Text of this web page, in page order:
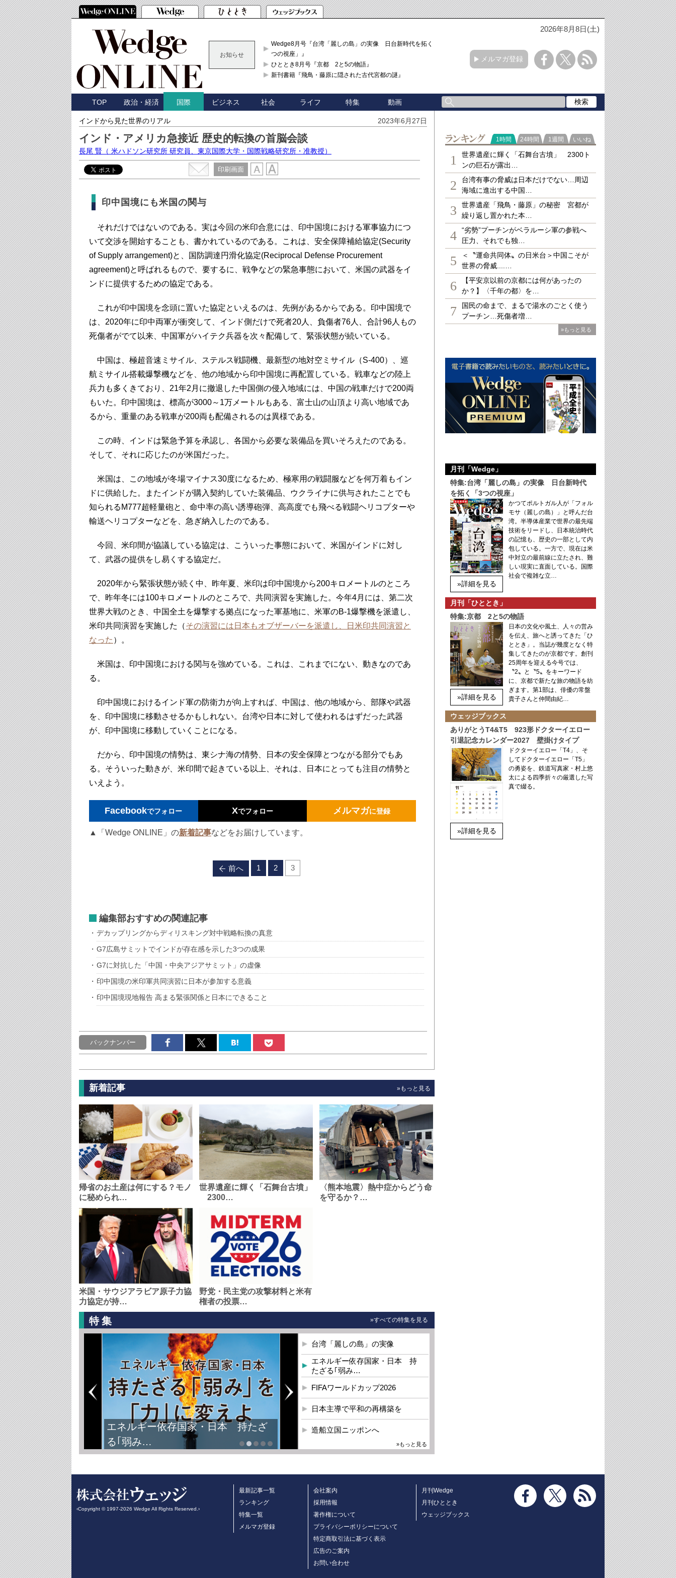
2026年8月8日(土)
お知らせ
Wedge8月号『台湾「麗しの島」の実像 日台新時代を拓く「3
つの視座」』
ひととき8月号『京都 2と5の物語』
新刊書籍『飛鳥・藤原に隠された古代宮都の謎』
メルマガ登録
TOP 政治・経済 国際 ビジネス 社会 ライフ 特集 動画
インドから見た世界のリアル 2023年6月27日
インド・アメリカ急接近 歴史的転換の首脳会談
長尾 賢 （ 米ハドソン研究所 研究員、東京国際大学・国際戦略研究所・准教授）
印刷画面
印中国境にも米国の関与
それだけではないのである。実は今回の米印合意には、印中国境における軍事協力につ
いて交渉を開始することも、書かれているのである。これは、安全保障補給協定(Security
of Supply arrangement)と、国防調達円滑化協定(Reciprocal Defense Procurement
agreement)と呼ばれるもので、要するに、戦争などの緊急事態において、米国の武器をイ
ンドに提供するための協定である。
これが印中国境を念頭に置いた協定といえるのは、先例があるからである。印中国境で
は、2020年に印中両軍が衝突して、インド側だけで死者20人、負傷者76人、合計96人もの
死傷者がでて以来、中国軍がハイテク兵器を次々配備して、緊張状態が続いている。
中国は、極超音速ミサイル、ステルス戦闘機、最新型の地対空ミサイル（S-400）、巡
航ミサイル搭載爆撃機などを、他の地域から印中国境に再配置している。戦車などの陸上
兵力も多くきており、21年2月に撤退した中国側の侵入地域には、中国の戦車だけで200両
もいた。印中国境は、標高が3000～1万メートルもある、富士山の山頂より高い地域であ
るから、重量のある戦車が200両も配備されるのは異様である。
この時、インドは緊急予算を承認し、各国から必要な装備品を買いそろえたのである。
そして、それに応じたのが米国だった。
米国は、この地域が冬場マイナス30度になるため、極寒用の戦闘服などを何万着もイン
ドに供給した。またインドが購入契約していた装備品、ウクライナに供与されたことでも
知られるM777超軽量砲と、命中率の高い誘導砲弾、高高度でも飛べる戦闘ヘリコプターや
輸送ヘリコプターなどを、急ぎ納入したのである。
今回、米印間が協議している協定は、こういった事態において、米国がインドに対し
て、武器の提供をし易くする協定だ。
2020年から緊張状態が続く中、昨年夏、米印は印中国境から200キロメートルのところ
で、昨年冬には100キロメートルのところで、共同演習を実施した。今年4月には、第二次
世界大戦のとき、中国全土を爆撃する拠点になった軍基地に、米軍のB-1爆撃機を派遣し、
米印共同演習を実施した（その演習には日本もオブザーバーを派遣し、日米印共同演習と
なった ）。
米国は、印中国境における関与を強めている。これは、これまでにない、動きなのであ
る。
印中国境におけるインド軍の防衛力が向上すれば、中国は、他の地域から、部隊や武器
を、印中国境に移動させるかもしれない。台湾や日本に対して使われるはずだった武器
が、印中国境に移動していくことになる。
だから、印中国境の情勢は、東シナ海の情勢、日本の安全保障とつながる部分でもあ
る。そういった動きが、米印間で起きている以上、それは、日本にとっても注目の情勢と
いえよう。
Facebookでフォロー Xでフォロー メルマガに登録
▲「Wedge ONLINE」の新着記事などをお届けしています。
前へ 1 2 3
編集部おすすめの関連記事
デカップリングからディリスキング対中戦略転換の真意
G7広島サミットでインドが存在感を示した3つの成果
G7に対抗した「中国・中央アジアサミット」の虚像
印中国境の米印軍共同演習に日本が参加する意義
印中国境現地報告 高まる緊張関係と日本にできること
バックナンバー
新着記事 »もっと見る
帰省のお土産は何にする？モノ
に秘められ…
世界遺産に輝く「石舞台古墳」
2300…
〈熊本地震〉熱中症からどう命
を守るか？…
米国・サウジアラビア原子力協
力協定が持…
野党・民主党の攻撃材料と米有
権者の投票…
特集 »すべての特集を見る
エネルギー依存国家・日本 持たざ
る｢弱み…
台湾「麗しの島」の実像
エネルギー依存国家・日本 持
たざる｢弱み…
FIFAワールドカップ2026
日本主導で平和の再構築を
造船立国ニッポンへ
»もっと見る
ランキング
1時間 24時間 1週間 いいね
1
世界遺産に輝く「石舞台古墳」 2300ト
ンの巨石が露出…
2
台湾有事の脅威は日本だけでない…周辺
海域に進出する中国…
3
世界遺産「飛鳥・藤原」の秘密 宮都が
繰り返し置かれた本…
4
“劣勢”プーチンがベラルーシ軍の参戦へ
圧力、それでも独…
5
＜〝運命共同体〟の日米台＞中国こそが
世界の脅威....…
6
【平安京以前の京都には何があったの
か？】〈千年の都〉を…
7
国民の命まで、まるで湯水のごとく使う
プーチン…死傷者増…
»もっと見る
月刊「Wedge」
特集:台湾「麗しの島」の実像 日台新時代
を拓く「3つの視座」
»詳細を見る
かつてポルトガル人が「フォル
モサ（麗しの島）」と呼んだ台
湾。半導体産業で世界の最先端
技術をリードし、日本統治時代
の記憶も、歴史の一部として内
包している。一方で、現在は米
中対立の最前線に立たされ、難
しい現実に直面している。国際
社会で複雑な立…
月刊「ひととき」
特集:京都 2と5の物語
»詳細を見る
日本の文化や風土、人々の営み
を伝え、旅へと誘ってきた「ひ
ととき」。当誌が幾度となく特
集してきたのが京都です。創刊
25周年を迎える今号では、
〝2〟と〝5〟をキーワード
に、京都で新たな旅の物語を紡
ぎます。第1部は、俳優の常盤
貴子さんと仲間由紀…
ウェッジブックス
ありがとうT4&T5 923形ドクターイエロー
引退記念カレンダー2027 壁掛けタイプ
»詳細を見る
ドクターイエロー「T4」、そ
してドクターイエロー「T5」
の勇姿を、鉄道写真家・村上悠
太による四季折々の厳選した写
真で綴る。
‹Copyright © 1997-2026 Wedge All Rights Reserved.›
最新記事一覧
ランキング
特集一覧
メルマガ登録
会社案内
採用情報
著作権について
プライバシーポリシーについて
特定商取引法に基づく表示
広告のご案内
お問い合わせ
月刊Wedge
月刊ひととき
ウェッジブックス